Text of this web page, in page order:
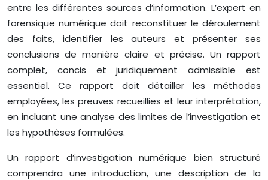
entre les différentes sources d’information. L’expert en
forensique numérique doit reconstituer le déroulement
des faits, identifier les auteurs et présenter ses
conclusions de manière claire et précise. Un rapport
complet, concis et juridiquement admissible est
essentiel. Ce rapport doit détailler les méthodes
employées, les preuves recueillies et leur interprétation,
en incluant une analyse des limites de l’investigation et
les hypothèses formulées.
Un rapport d’investigation numérique bien structuré
comprendra une introduction, une description de la